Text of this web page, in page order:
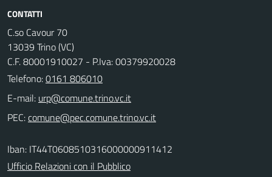
CONTATTI
C.so Cavour 70
13039 Trino (VC)
C.F. 80001910027 - P.Iva: 00379920028
Telefono:0161 806010
E-mail:
PEC:
Iban: IT44T0608510316000000911412
Ufficio Relazioni con il Pubblico